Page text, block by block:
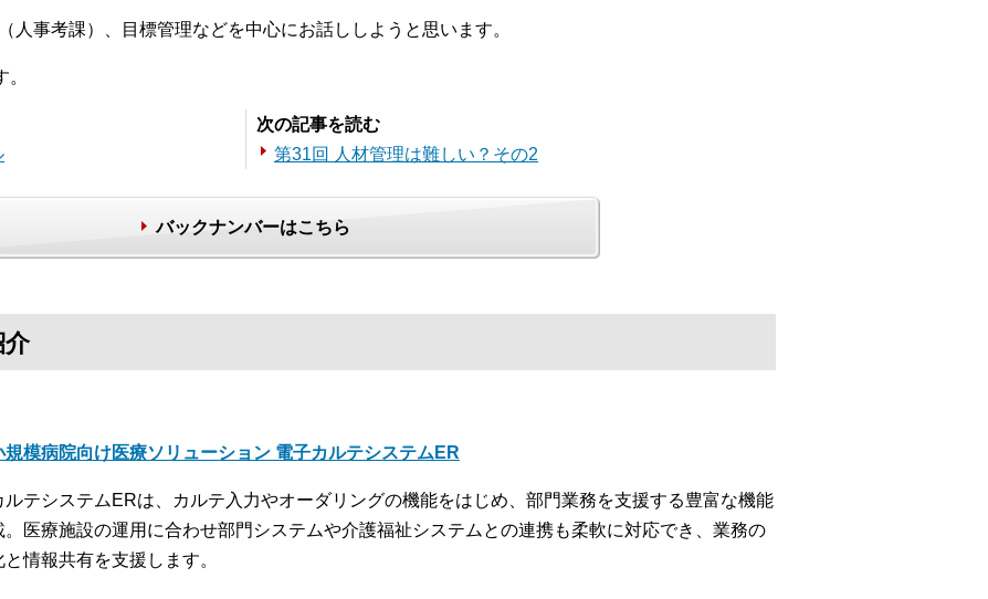
人事考課）、目標管理などを中心にお話ししようと思います。
次の記事を読む
第31回 人材管理は難しい？その2
バックナンバーはこちら
介
規模病院向け医療ソリューション 電子カルテシステムER
ルテシステムERは、カルテ入力やオーダリングの機能をはじめ、部門業務を支援する豊富な機能
。医療施設の運用に合わせ部門システムや介護福祉システムとの連携も柔軟に対応でき、業務の
情報共有を支援します。